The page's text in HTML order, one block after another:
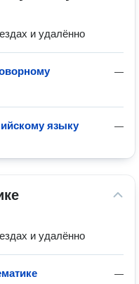
и удалённо
—
—
языку
и удалённо
—